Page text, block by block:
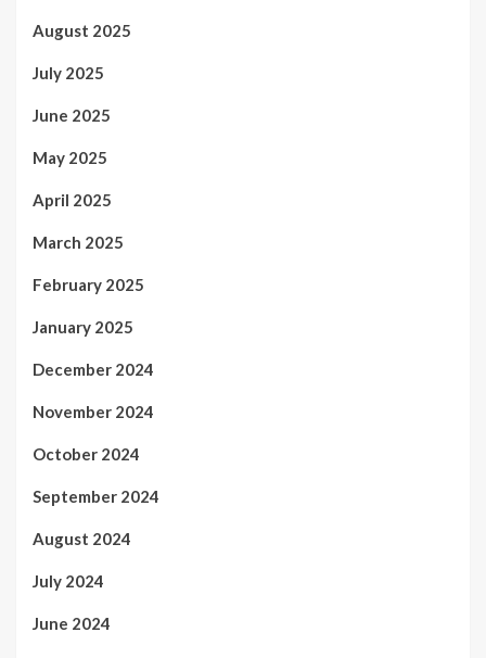
August 2025
July 2025
June 2025
May 2025
April 2025
March 2025
February 2025
January 2025
December 2024
November 2024
October 2024
September 2024
August 2024
July 2024
June 2024